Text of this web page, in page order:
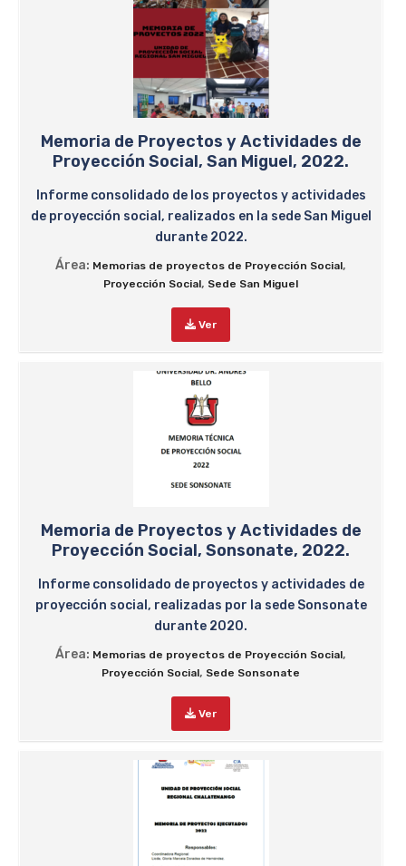
Memoria de Proyectos y Actividades de
Proyección Social, San Miguel, 2022.
Informe consolidado de los proyectos y actividades
de proyección social, realizados en la sede San Miguel
durante 2022.
Área: Memorias de proyectos de Proyección Social,
Proyección Social, Sede San Miguel
Ver
Memoria de Proyectos y Actividades de
Proyección Social, Sonsonate, 2022.
Informe consolidado de proyectos y actividades de
proyección social, realizadas por la sede Sonsonate
durante 2020.
Área: Memorias de proyectos de Proyección Social,
Proyección Social, Sede Sonsonate
Ver